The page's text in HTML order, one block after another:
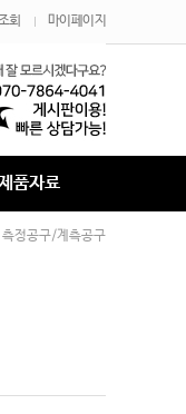
회 마이페이지
품자료
측정공구/계측공구